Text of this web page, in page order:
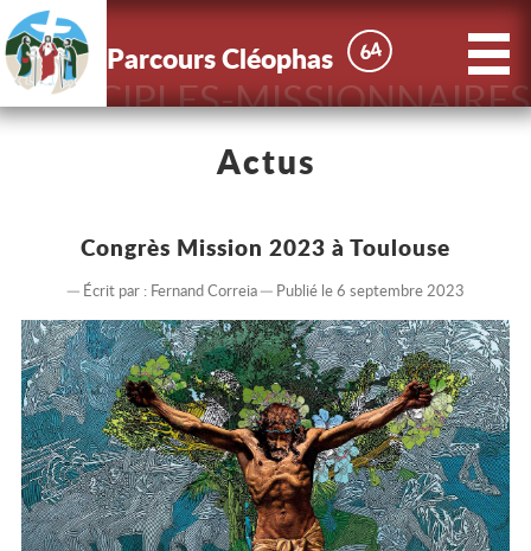
Parcours
Cléophas
64
X
Le Parcours
Nous
connaître
Contact
Inscriptions
DISCIPLES-MISSIONNAIRES
Parcours Cléophas 64
Actus
Congrès Mission 2023 à Toulouse
Écrit par : Fernand Correia Publié le 6 septembre 2023